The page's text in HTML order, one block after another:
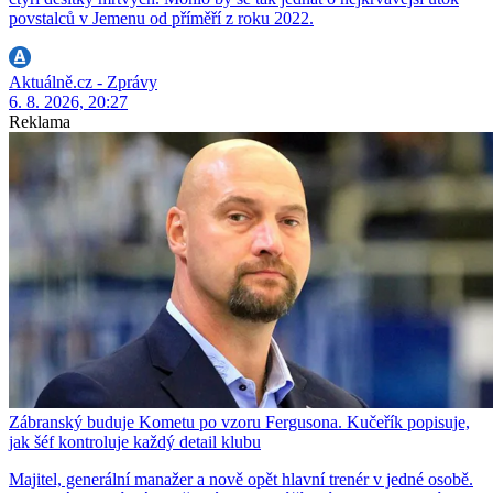
povstalců v Jemenu od příměří z roku 2022.
Aktuálně.cz - Zprávy
6. 8. 2026, 20:27
Reklama
Zábranský buduje Kometu po vzoru Fergusona. Kučeřík popisuje,
jak šéf kontroluje každý detail klubu
Majitel, generální manažer a nově opět hlavní trenér v jedné osobě.